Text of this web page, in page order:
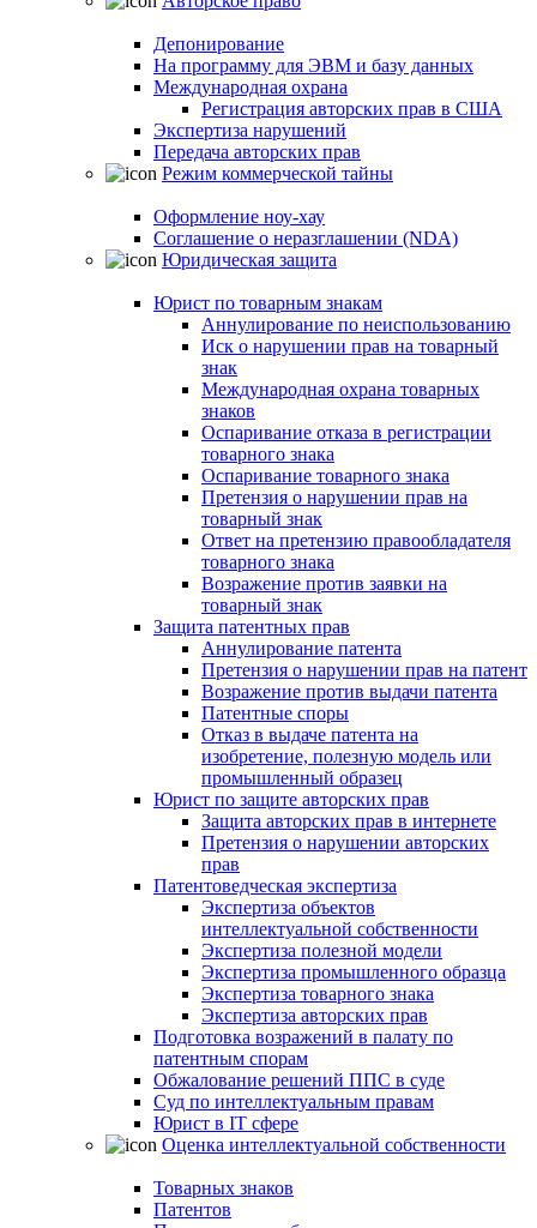
Депонирование
На программу для ЭВМ и базу данных
Международная охрана
Регистрация авторских прав в США
Экспертиза нарушений
Передача авторских прав
Режим коммерческой тайны
Оформление ноу-хау
Соглашение о неразглашении (NDA)
Юридическая защита
Юрист по товарным знакам
Аннулирование по неиспользованию
Иск о нарушении прав на товарный
знак
Международная охрана товарных
знаков
Оспаривание отказа в регистрации
товарного знака
Оспаривание товарного знака
Претензия о нарушении прав на
товарный знак
Ответ на претензию правообладателя
товарного знака
Возражение против заявки на
товарный знак
Защита патентных прав
Аннулирование патента
Претензия о нарушении прав на патент
Возражение против выдачи патента
Патентные споры
Отказ в выдаче патента на
изобретение, полезную модель или
промышленный образец
Юрист по защите авторских прав
Защита авторских прав в интернете
Претензия о нарушении авторских
прав
Патентоведческая экспертиза
Экспертиза объектов
интеллектуальной собственности
Экспертиза полезной модели
Экспертиза промышленного образца
Экспертиза товарного знака
Экспертиза авторских прав
Подготовка возражений в палату по
патентным спорам
Обжалование решений ППС в суде
Суд по интеллектуальным правам
Юрист в IT сфере
Оценка интеллектуальной собственности
Товарных знаков
Патентов